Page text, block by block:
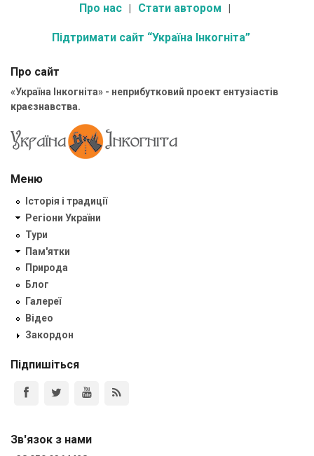
Про нас Стати автором
Підтримати сайт “Україна Інкогніта”
Про сайт
«Україна Інкогніта» - неприбутковий проект ентузіастів
краєзнавства.
Меню
Історія і традиції
Регіони України
Тури
Пам'ятки
Природа
Блог
Галереї
Відео
Закордон
Підпишіться
Зв'язок з нами